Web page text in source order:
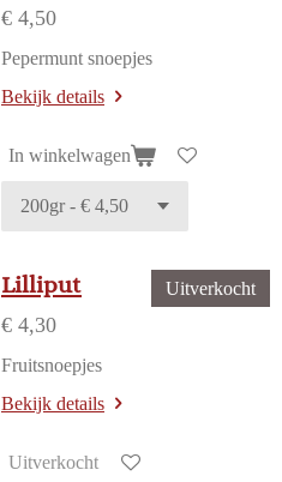
€ 4,50
Pepermunt snoepjes
Bekijk details
In winkelwagen
Uitverkocht
Lilliput
€ 4,30
Fruitsnoepjes
Bekijk details
Uitverkocht